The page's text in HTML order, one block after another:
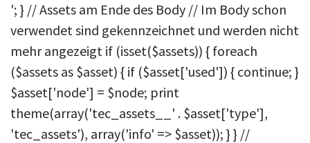
'; } // Assets am Ende des Body // Im Body schon
verwendet sind gekennzeichnet und werden nicht
mehr angezeigt if (isset($assets)) { foreach
($assets as $asset) { if ($asset['used']) { continue; }
$asset['node'] = $node; print
theme(array('tec_assets__' . $asset['type'],
'tec_assets'), array('info' => $asset)); } } //